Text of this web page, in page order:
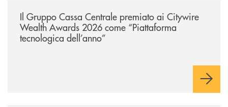
Il Gruppo Cassa Centrale premiato ai Citywire
Wealth Awards 2026 come “Piattaforma
tecnologica dell’anno”